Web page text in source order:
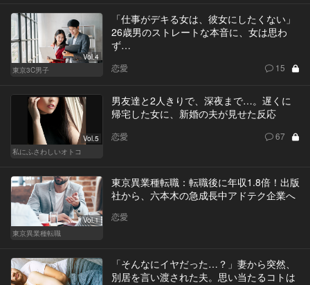
Vol.4
東京3C男子
「仕事がデキる女は、彼女にしたくない」
26歳男のストレートな本音に、女は思わ
ず…
恋愛 15
Vol.5
私にふさわしいオトコ
男友達と2人きりで、深夜まで…。遅くに
帰宅した女に、新婚の夫が見せた反応
恋愛 67
Vol.1
東京異業種転職
東京異業種転職：転職後に年収1.8倍！出版
社から、六本木の急成長中アドテク企業へ
恋愛
「そんなにイヤだった…？」妻から突然、
別居を言い渡された夫。思い当たるコトは